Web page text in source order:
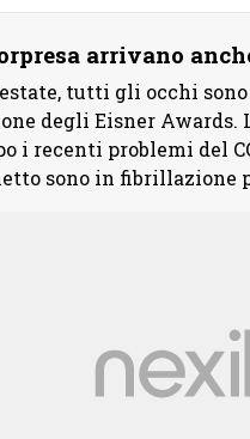
arrivano
tutti gli occhi
degli Eisner Awards.
i recenti problemi del
sono in fibrillazione